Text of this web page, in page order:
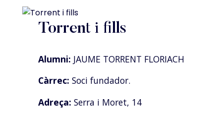
Torrent i fills
Alumni: JAUME TORRENT FLORIACH
Càrrec: Soci fundador.
Adreça: Serra i Moret, 14